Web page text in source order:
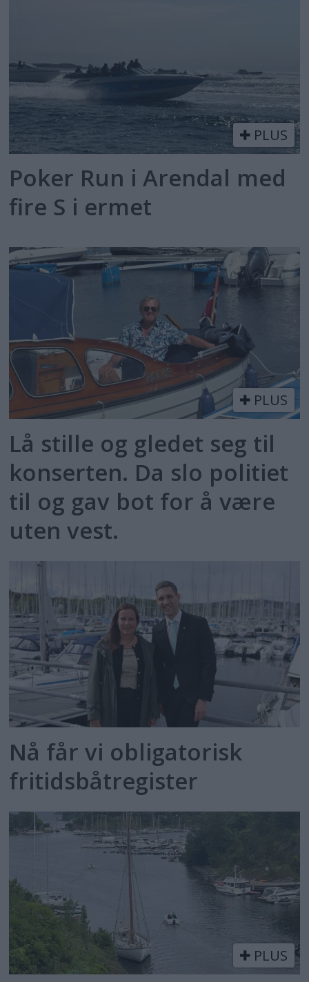
PLUS
Poker Run i Arendal med
fire S i ermet
PLUS
Lå stille og gledet seg til
konserten. Da slo politiet
til og gav bot for å være
uten vest.
Nå får vi obligatorisk
fritidsbåtregister
PLUS